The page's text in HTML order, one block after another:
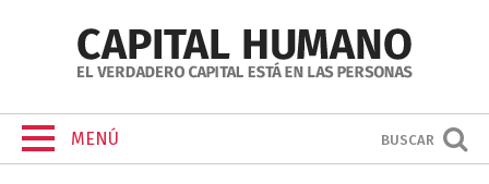
MENÚ BUSCAR